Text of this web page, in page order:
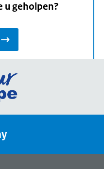
u geholpen?
Ga
de
een